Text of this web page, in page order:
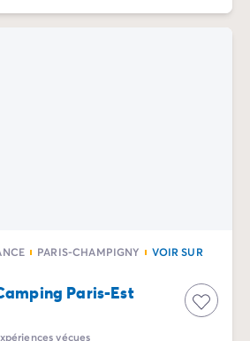
Croix-de-Vie
Rhône
PARIS-CHAMPIGNY
VOIR SUR
Paris-Est
vécues